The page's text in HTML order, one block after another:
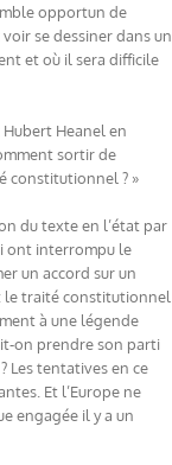
opportun de
se dessiner dans un
et où il sera difficile
Heanel en
sortir de
constitutionnel ? »
du texte en l’état par
ont interrompu le
un accord sur un
le traité constitutionnel
à une légende
on prendre son parti
Les tentatives en ce
Et l’Europe ne
engagée il y a un